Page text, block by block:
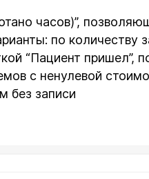
часов)”,
по количеству
“Пациент пришел”,
с ненулевой
без записи